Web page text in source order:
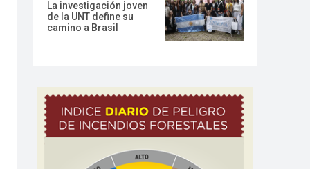
La investigación joven
de la UNT define su
camino a Brasil